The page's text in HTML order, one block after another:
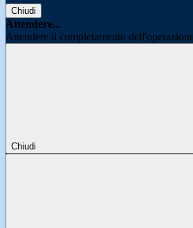
Chiudi
Attendere...
Attendere il completamento
Chiudi